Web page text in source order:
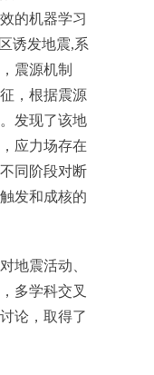
的机器学习
诱发地震,系
震源机制
，根据震源
发现了该地
应力场存在
同阶段对断
发和成核的
震活动、
多学科交叉
论，取得了